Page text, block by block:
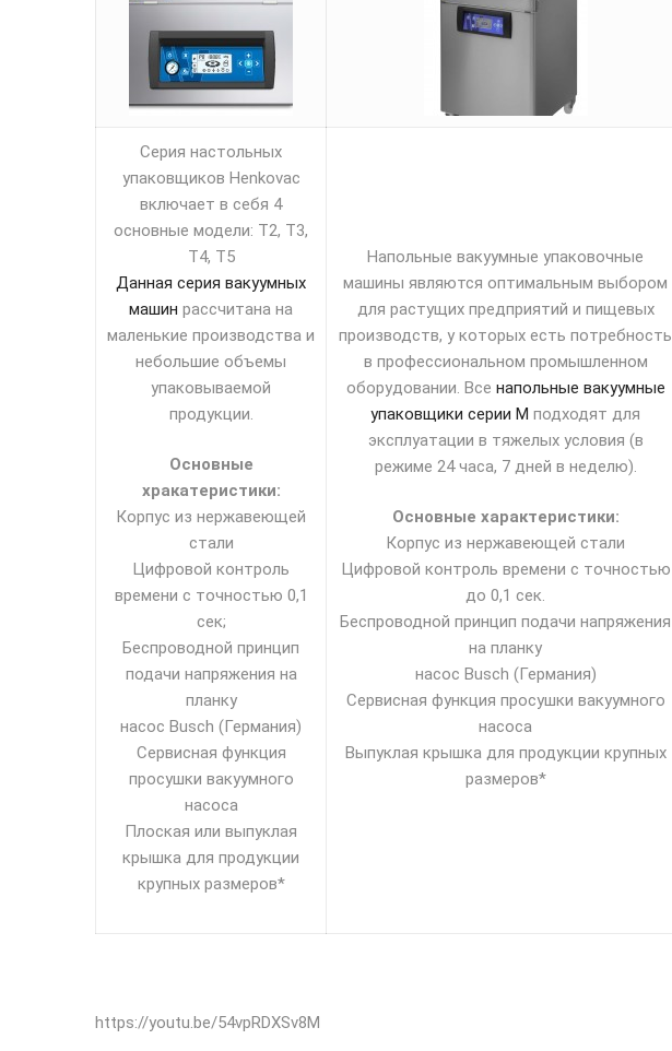
Серия настольных
упаковщиков Henkovac
включает в себя 4
основные модели: Т2, Т3,
Т4, Т5
Данная серия вакуумных
машин рассчитана на
маленькие производства и
небольшие объемы
упаковываемой
продукции.
Основные
хракатеристики:
Корпус из нержавеющей
стали
Цифровой контроль
времени с точностью 0,1
сек;
Беспроводной принцип
подачи напряжения на
планку
насос Busch (Германия)
Сервисная функция
просушки вакуумного
насоса
Плоская или выпуклая
крышка для продукции
крупных размеров*
Напольные вакуумные упаковочные
машины являются оптимальным выбором
для растущих предприятий и пищевых
производств, у которых есть потребность
в профессиональном промышленном
оборудовании. Все напольные вакуумные
упаковщики серии M подходят для
эксплуатации в тяжелых условия (в
режиме 24 часа, 7 дней в неделю).
Основные характеристики:
Корпус из нержавеющей стали
Цифровой контроль времени с точностью
до 0,1 сек.
Беспроводной принцип подачи напряжения
на планку
насос Busch (Германия)
Сервисная функция просушки вакуумного
насоса
Выпуклая крышка для продукции крупных
размеров*
https://youtu.be/54vpRDXSv8M